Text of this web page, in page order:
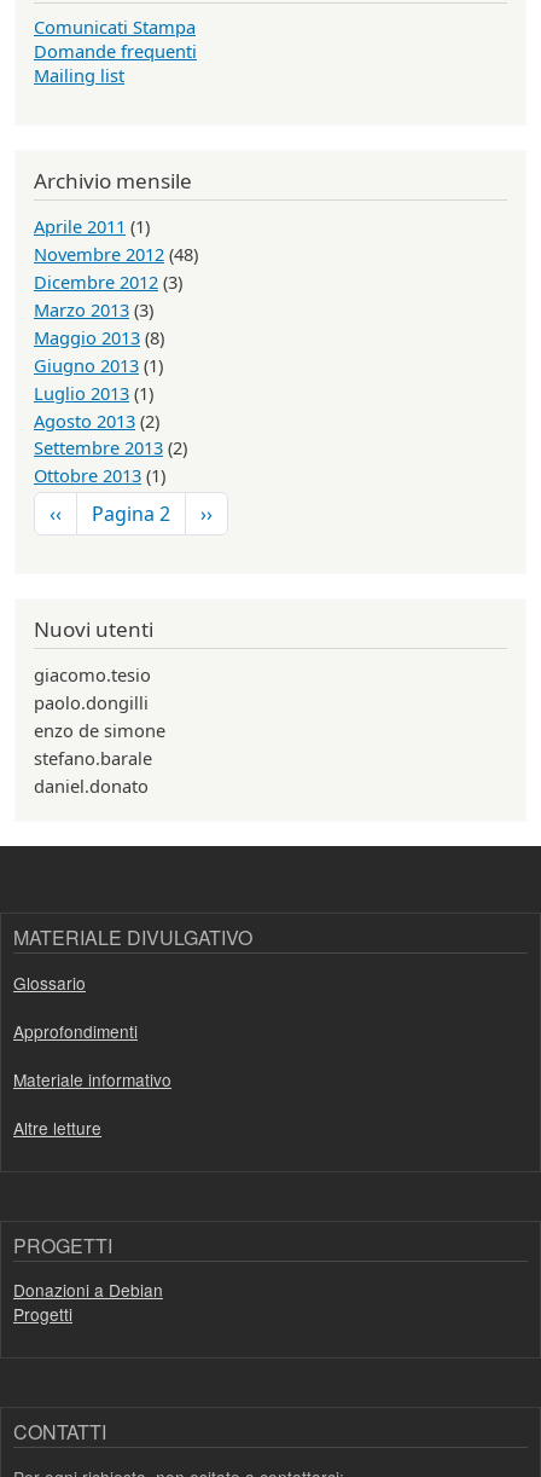
Comunicati Stampa
Domande frequenti
Mailing list
Archivio mensile
Aprile 2011 (1)
Novembre 2012 (48)
Dicembre 2012 (3)
Marzo 2013 (3)
Maggio 2013 (8)
Giugno 2013 (1)
Luglio 2013 (1)
Agosto 2013 (2)
Settembre 2013 (2)
Ottobre 2013 (1)
Paginazione
Pagina precedente
‹‹ Pagina 2 Pagina successiva
››
Nuovi utenti
giacomo.tesio
paolo.dongilli
enzo de simone
stefano.barale
daniel.donato
MATERIALE DIVULGATIVO
Glossario
Approfondimenti
Materiale informativo
Altre letture
PROGETTI
Donazioni a Debian
Progetti
CONTATTI